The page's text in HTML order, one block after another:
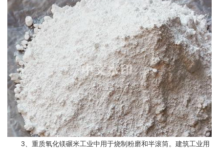
3、重质氧化镁碾米工业中用于烧制粉磨和半滚筒。建筑工业用